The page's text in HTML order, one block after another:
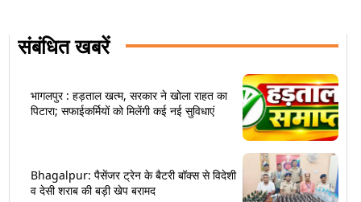
संबंधित खबरें
भागलपुर : हड़ताल खत्म, सरकार ने खोला राहत का
पिटारा; सफाईकर्मियों को मिलेंगी कई नई सुविधाएं
Bhagalpur: पैसेंजर ट्रेन के बैटरी बॉक्स से विदेशी
व देसी शराब की बड़ी खेप बरामद